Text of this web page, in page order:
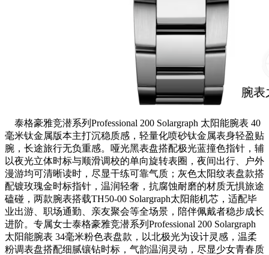
泰格豪雅竞潜系列Professional 200 Solargraph 太阳能腕表 40
毫米钛金属版本主打沉稳质感，轻量化喷砂钛金属表身轻盈贴
腕，长途旅行无负重感。哑光黑表盘搭配极光蓝撞色指针，辅
以夜光立体时标与顺滑调校的单向旋转表圈，夜间出行、户外
漫游均可清晰读时，尽显干练可靠气质；灰色太阳纹表盘款搭
配镀玫瑰金时标指针，温润轻奢，抗腐蚀耐磨的材质无惧旅途
磕碰，两款腕表搭载TH50-00 Solargraph太阳能机芯，适配毕
业出游、职场通勤、亲友聚会等全场景，陪伴佩戴者稳步成长
进阶。专属女士泰格豪雅竞潜系列Professional 200 Solargraph
太阳能腕表 34毫米粉色表盘款，以北极光为设计灵感，温柔
粉调表盘搭配细腻镶钻时标，气韵温润灵动，尽显少女青春质